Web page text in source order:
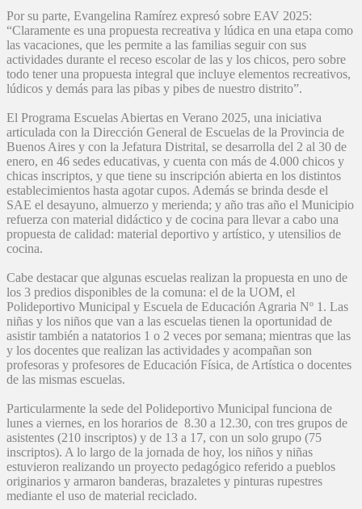
Por su parte, Evangelina Ramírez expresó sobre EAV 2025:
“Claramente es una propuesta recreativa y lúdica en una etapa como
las vacaciones, que les permite a las familias seguir con sus
actividades durante el receso escolar de las y los chicos, pero sobre
todo tener una propuesta integral que incluye elementos recreativos,
lúdicos y demás para las pibas y pibes de nuestro distrito”.
El Programa Escuelas Abiertas en Verano 2025, una iniciativa
articulada con la Dirección General de Escuelas de la Provincia de
Buenos Aires y con la Jefatura Distrital, se desarrolla del 2 al 30 de
enero, en 46 sedes educativas, y cuenta con más de 4.000 chicos y
chicas inscriptos, y que tiene su inscripción abierta en los distintos
establecimientos hasta agotar cupos. Además se brinda desde el
SAE el desayuno, almuerzo y merienda; y año tras año el Municipio
refuerza con material didáctico y de cocina para llevar a cabo una
propuesta de calidad: material deportivo y artístico, y utensilios de
cocina.
Cabe destacar que algunas escuelas realizan la propuesta en uno de
los 3 predios disponibles de la comuna: el de la UOM, el
Polideportivo Municipal y Escuela de Educación Agraria Nº 1. Las
niñas y los niños que van a las escuelas tienen la oportunidad de
asistir también a natatorios 1 o 2 veces por semana; mientras que las
y los docentes que realizan las actividades y acompañan son
profesoras y profesores de Educación Física, de Artística o docentes
de las mismas escuelas.
Particularmente la sede del Polideportivo Municipal funciona de
lunes a viernes, en los horarios de 8.30 a 12.30, con tres grupos de
asistentes (210 inscriptos) y de 13 a 17, con un solo grupo (75
inscriptos). A lo largo de la jornada de hoy, los niños y niñas
estuvieron realizando un proyecto pedagógico referido a pueblos
originarios y armaron banderas, brazaletes y pinturas rupestres
mediante el uso de material reciclado.